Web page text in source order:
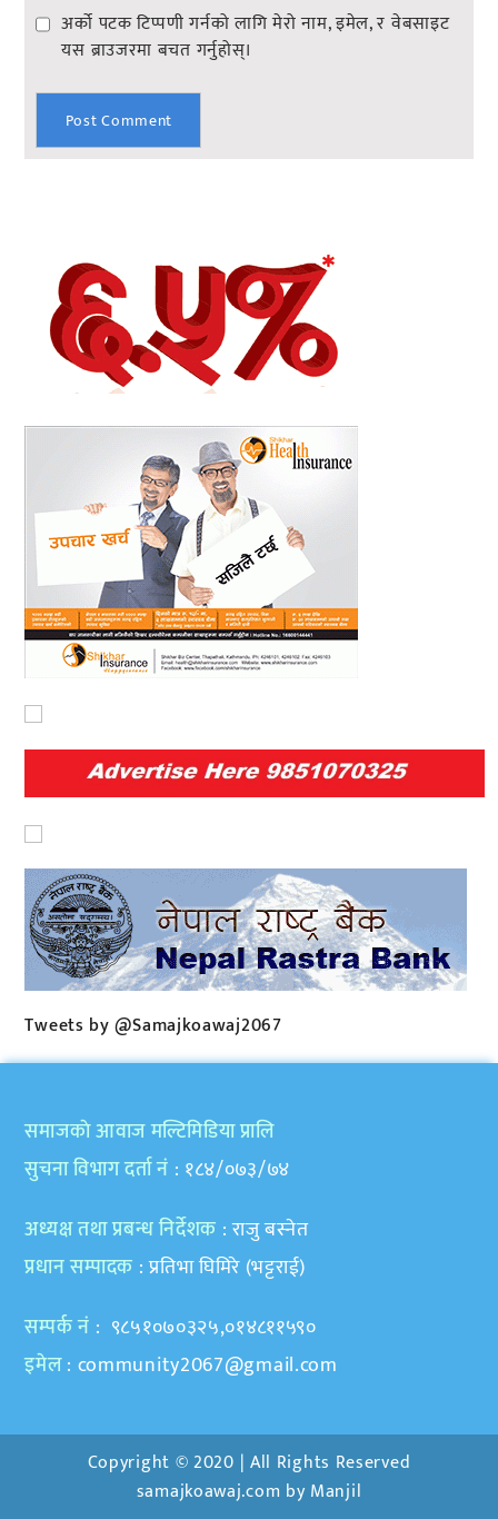
अर्को पटक टिप्पणी गर्नको लागि मेरो नाम, इमेल, र वेबसाइट
यस ब्राउजरमा बचत गर्नुहोस्।
Tweets by @Samajkoawaj2067
समाजकाे आवाज मल्टिमिडिया प्रालि
सुचना विभाग दर्ता नं : १८४/०७३/७४
अध्यक्ष तथा प्रबन्ध निर्देशक : राजु बस्नेत
प्रधान सम्पादक : प्रतिभा घिमिरे (भट्टराई)
सम्पर्क नं : ९८५१०७०३२५,०१४८११५९०
इमेल: community2067@gmail.com
Copyright © 2020 | All Rights Reserved
samajkoawaj.com by Manjil